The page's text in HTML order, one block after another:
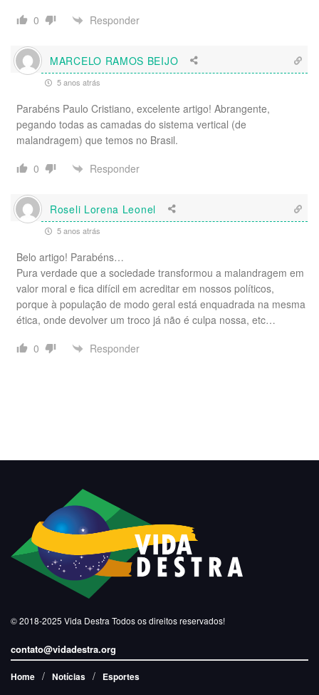
0
Responder
MARCELO RAMOS BEIJO
5 anos atrás
Parabéns Paulo Cristiano, excelente artigo! Abrangente,
pegando todas as camadas do sistema vertical (de
malandragem) que temos no Brasil.
0
Responder
Roseli Lorena Leonel
5 anos atrás
Belo artigo! Parabéns…
Pura verdade que a sociedade transformou a malandragem em
valor moral e fica difícil em acreditar em nossos políticos,
porque à população de modo geral está enquadrada na mesma
ética, onde devolver um troco já não é culpa nossa, etc…
0
Responder
© 2018-2025 Vida Destra Todos os direitos reservados!
contato@vidadestra.org
Home Notícias Esportes